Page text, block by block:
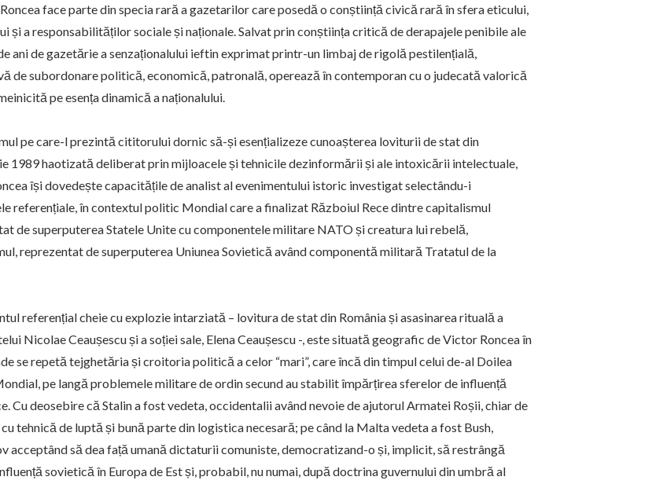
face parte din specia rară a gazetarilor care posedă o conștiință civică rară în sfera eticului,
și a responsabilităților sociale și naționale. Salvat prin conștiința critică de derapajele penibile ale
ani de gazetărie a senzaționalului ieftin exprimat printr-un limbaj de rigolă pestilențială,
de subordonare politică, economică, patronală, operează în contemporan cu o judecată valorică
pe esența dinamică a naționalului.
pe care-l prezintă cititorului dornic să-și esențializeze cunoașterea loviturii de stat din
1989 haotizată deliberat prin mijloacele și tehnicile dezinformării și ale intoxicării intelectuale,
își dovedește capacitățile de analist al evenimentului istoric investigat selectându-i
referențiale, în contextul politic Mondial care a finalizat Războiul Rece dintre capitalismul
de superputerea Statele Unite cu componentele militare NATO și creatura lui rebelă,
reprezentat de superputerea Uniunea Sovietică având componentă militară Tratatul de la
referențial cheie cu explozie intarziată – lovitura de stat din România și asasinarea rituală a
Nicolae Ceaușescu și a soției sale, Elena Ceaușescu -, este situată geografic de Victor Roncea în
se repetă tejghetăria și croitoria politică a celor “mari”, care încă din timpul celui de-al Doilea
pe langă problemele militare de ordin secund au stabilit împărțirea sferelor de influență
Cu deosebire că Stalin a fost vedeta, occidentalii având nevoie de ajutorul Armatei Roșii, chiar de
tehnică de luptă și bună parte din logistica necesară; pe când la Malta vedeta a fost Bush,
acceptând să dea față umană dictaturii comuniste, democratizand-o și, implicit, să restrângă
sovietică în Europa de Est și, probabil, nu numai, după doctrina guvernului din umbră al